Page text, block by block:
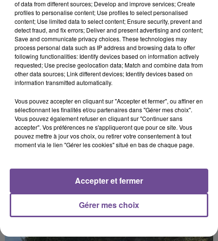
Mr Know It All Where Is My Husband Hello
Cet élément est masqué compte-tenu du refus du
dépôt de cookies que vous avez exprimé. Si vous
en cliquant sur le bouton ci-dessous.
Afficher l'élément
PRÈS DE CHEZ VOUS
of data from different sources; Develop and improve services; Create
profiles to personalise content; Use profiles to select personalised
content; Use limited data to select content; Ensure security, prevent and
detect fraud, and fix errors; Deliver and present advertising and content;
Save and communicate privacy choices. These technologies may
process personal data such as IP address and browsing data to offer
following functionalities: Identify devices based on information actively
requested; Use precise geolocation data; Match and combine data from
other data sources; Link different devices; Identify devices based on
information transmitted automatically.
Vous pouvez accepter en cliquant sur "Accepter et fermer", ou affiner en
sélectionnant les finalités et/ou partenaires dans "Gérer mes choix".
Vous pouvez également refuser en cliquant sur "Continuer sans
accepter". Vos préférences ne s'appliqueront que pour ce site. Vous
pouvez mettre à jour vos choix, ou retirer votre consentement à tout
moment via le lien "Gérer les cookies" situé en bas de chaque page.
Gérer mes choix
Accepter et fermer